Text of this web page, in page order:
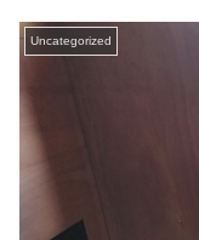
Uncategorized